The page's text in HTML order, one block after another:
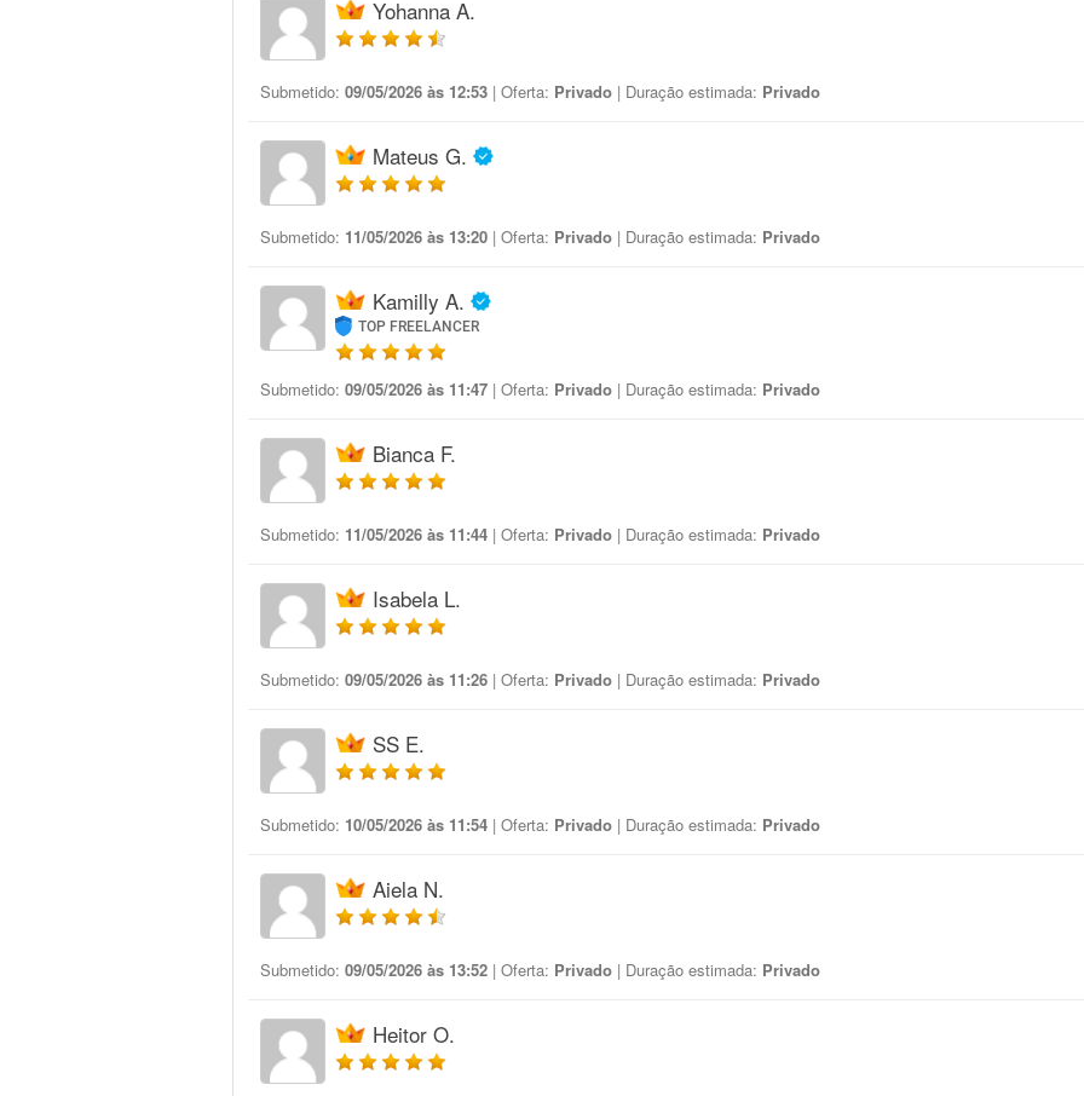
Yohanna A.
Submetido: 09/05/2026 às 12:53 | Oferta: Privado | Duração estimada: Privado
Mateus G.
Submetido: 11/05/2026 às 13:20 | Oferta: Privado | Duração estimada: Privado
Kamilly A.
TOP FREELANCER
Submetido: 09/05/2026 às 11:47 | Oferta: Privado | Duração estimada: Privado
Bianca F.
Submetido: 11/05/2026 às 11:44 | Oferta: Privado | Duração estimada: Privado
Isabela L.
Submetido: 09/05/2026 às 11:26 | Oferta: Privado | Duração estimada: Privado
SS E.
Submetido: 10/05/2026 às 11:54 | Oferta: Privado | Duração estimada: Privado
Aiela N.
Submetido: 09/05/2026 às 13:52 | Oferta: Privado | Duração estimada: Privado
Heitor O.